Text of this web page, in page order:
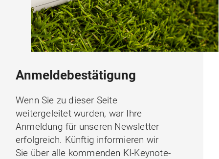
Anmeldebestätigung
Wenn Sie zu dieser Seite
weitergeleitet wurden, war Ihre
Anmeldung für unseren Newsletter
erfolgreich. Künftig informieren wir
Sie über alle kommenden KI-Keynote-